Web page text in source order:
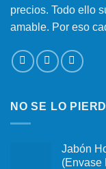
precios. Todo ello
amable. Por eso
NO SE LO
Jabón
(Envase